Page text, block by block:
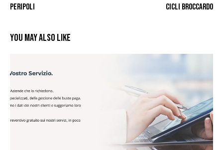
PERIPOLI CICLI BROCCARDO
YOU MAY ALSO LIKE